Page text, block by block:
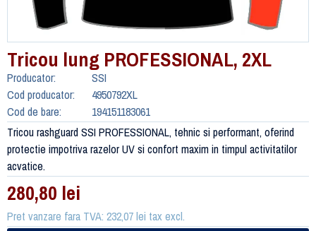
Tricou lung PROFESSIONAL, 2XL
Producator:
SSI
Cod producator:
4950792XL
Cod de bare:
194151183061
Tricou rashguard SSI PROFESSIONAL, tehnic si performant, oferind
protectie impotriva razelor UV si confort maxim in timpul activitatilor
acvatice.
280,80 lei
Pret vanzare fara TVA: 232,07 lei tax excl.